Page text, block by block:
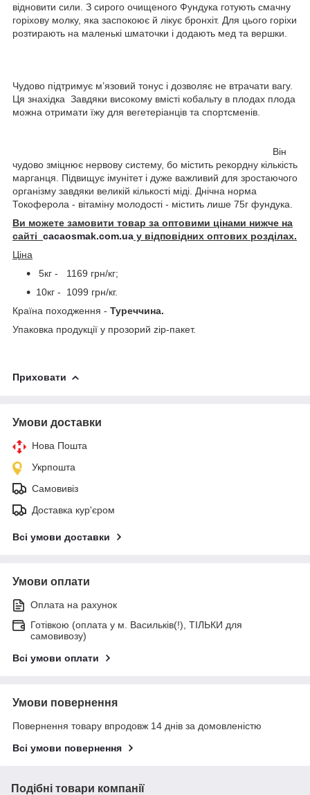
відновити сили. З сирого очищеного Фундука готують смачну
горіхову молку, яка заспокоює й лікує бронхіт. Для цього горіхи
розтирають на маленькі шматочки і додають мед та вершки.
Чудово підтримує м’язовий тонус і дозволяє не втрачати вагу.
Ця знахідка Завдяки високому вмісті кобальту в плодах плода
можна отримати їжу для вегетеріанців та спортсменів.
Він
чудово зміцнює нервову систему, бо містить рекордну кількість
марганця. Підвищує імунітет і дуже важливий для зростаючого
організму завдяки великій кількості міді. Днічна норма
Токоферола - вітаміну молодості - містить лише 75г фундука.
Ви можете замовити товар за оптовими цінами нижче на
сайті cacaosmak.com.ua у відповідних оптових розділах.
Ціна
5кг - 1169 грн/кг;
10кг - 1099 грн/кг.
Країна походження - Туреччина.
Упаковка продукції у прозорий zip-пакет.
Приховати
Умови доставки
Нова Пошта
Укрпошта
Самовивіз
Доставка кур'єром
Всі умови доставки
Умови оплати
Оплата на рахунок
Готівкою (оплата у м. Васильків(!), ТІЛЬКИ для
самовивозу)
Всі умови оплати
Умови повернення
Повернення товару впродовж 14 днів за домовленістю
Всі умови повернення
Подібні товари компанії